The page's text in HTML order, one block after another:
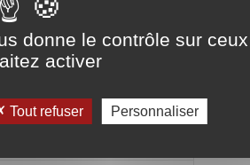
?
peines ?
donne le contrôle sur
activer
Tout refuser Personnaliser